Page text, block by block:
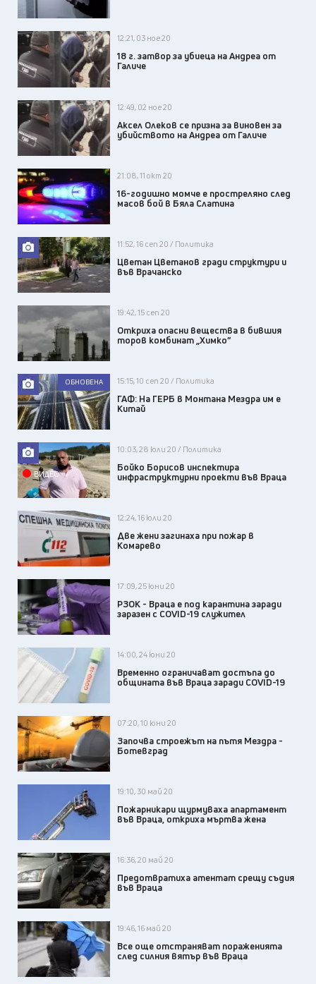
12:21, 03 ное 20
18 г. затвор за убиеца на Андреа от
Галиче
12:49, 02 ное 20
Аксел Олеков се призна за виновен за
убийството на Андреа от Галиче
21:08, 11 окт 20
16-годишно момче е простреляно след
масов бой в Бяла Слатина
11:52, 16 сеп 20 / Политика
Цветан Цветанов гради структури и
във Врачанско
19:42, 15 сеп 20
Откриха опасни вещества в бившия
торов комбинат „Химко”
ОБНОВЕНА 15:15, 10 сеп 20 / Политика
ГАФ: На ГЕРБ в Монтана Мездра им е
Китай
ВИДЕО
10:03, 28 юли 20 / Политика
Бойко Борисов инспектира
инфраструктурни проекти във Враца
12:24, 16 юли 20
Две жени загинаха при пожар в
Комарево
17:09, 25 юни 20
РЗОК - Враца е под карантина заради
заразен с COVID-19 служител
14:00, 24 юни 20
Временно ограничават достъпа до
общината във Враца заради COVID-19
07:20, 10 юни 20
Започва строежът на пътя Мездра -
Ботевград
19:10, 30 май 20
Пожарникари щурмуваха апартамент
във Враца, откриха мъртва жена
16:36, 20 май 20
Предотвратиха атентат срещу съдия
във Враца
19:46, 16 май 20
Все още отстраняват пораженията
след силния вятър във Враца